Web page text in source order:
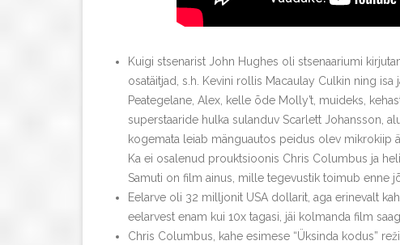
Kuigi stsenarist John Hughes oli stsenaariumi
osatäitjad, s.h. Kevini rollis Macaulay Culkin ning
Peategelane, Alex, kelle õde Molly’t, muideks,
superstaaride hulka sulanduv Scarlett Johansson,
kogemata leiab mänguautos peidus olev mikrokiip
Ka ei osalenud prouktsioonis Chris Columbus ja
Samuti on film ainus, mille tegevustik toimub enne
Eelarve oli 32 milljonit USA dollarit, aga erinevalt
eelarvest enam kui 10x tagasi, jäi kolmanda film
Chris Columbus, kahe esimese “Üksinda kodus”